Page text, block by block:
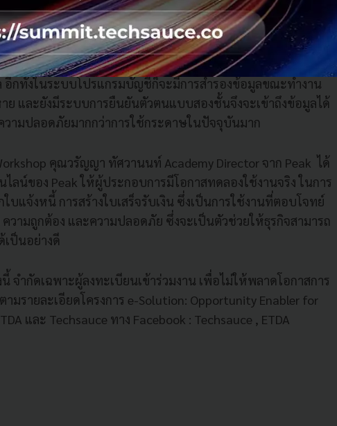
ยของข้อมูลนั้น คุณภีมในฐานะผู้ให้บริการแพลตฟอร์มย้ำว่าระบบที่
ปลอดภัยมาตรฐานระดับโลก ยกตัวอย่างจากโปรแกรมของ Peak
มวลผลกับ Microsoft Azure ซึ่งเป็นผู้ให้บริการแพลตฟอร์มคลาวด์ที่
อีกทั้งในระบบโปรแกรมบัญชีก็จะมีการสำรองข้อมูลขณะทำงาน
ย และยังมีระบบการยืนยันตัวตนแบบสองชั้นจึงจะเข้าถึงข้อมูลได้
วามปลอดภัยมากกว่าการใช้กระดาษในปัจจุบันมาก
คุณวรัญญา ทัศวานนท์ Academy Director จาก Peak ได้
ลน์ของ Peak ให้ผู้ประกอบการมีโอกาสทดลองใช้งานจริง ในการ
ใบแจ้งหนี้ การสร้างใบเสร็จรับเงิน ซึ่งเป็นการใช้งานที่ตอบโจทย์
วามถูกต้อง และความปลอดภัย ซึ่งจะเป็นตัวช่วยให้ธุรกิจสามารถ
ป็นอย่างดี
จำกัดเฉพาะผู้ลงทะเบียนเข้าร่วมงาน เพื่อไม่ให้พลาดโอกาสการ
ามรายละเอียดโครงการ e-Solution: Opportunity Enabler for
และ Techsauce ทาง Facebook : Techsauce , ETDA